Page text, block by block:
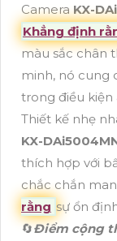
CameraKX-
Khẳng định
màu sắc chân
minh, nó cung
trong điều kiện
Thiết kế nhẹ
KX-
thích hợp với
chắc chắn
rằng sự ổn
🔄Điểm cộng